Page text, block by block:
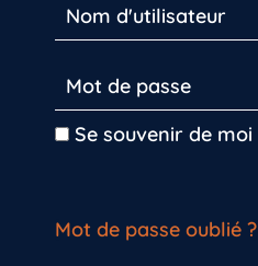
Se souvenir de moi
Mot de passe oublié ?